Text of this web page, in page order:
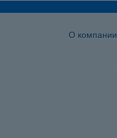
О компании